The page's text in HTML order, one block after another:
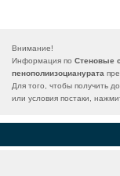
Внимание!
Информация по Стеновые
пенополиизоцианурата
Для того, чтобы получить
или условия постаки,